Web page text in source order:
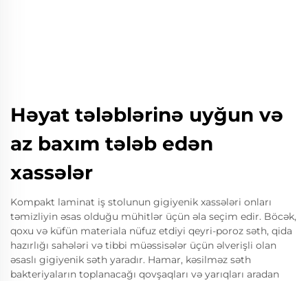
Həyat tələblərinə uyğun və
az baxım tələb edən
xassələr
Kompakt laminat iş stolunun gigiyenik xassələri onları
təmizliyin əsas olduğu mühitlər üçün əla seçim edir. Böcək,
qoxu və küfün materiala nüfuz etdiyi qeyri-poroz səth, qida
hazırlığı sahələri və tibbi müəssisələr üçün əlverişli olan
əsaslı gigiyenik səth yaradır. Hamar, kəsilməz səth
bakteriyaların toplanacağı qovşaqları və yarıqları aradan